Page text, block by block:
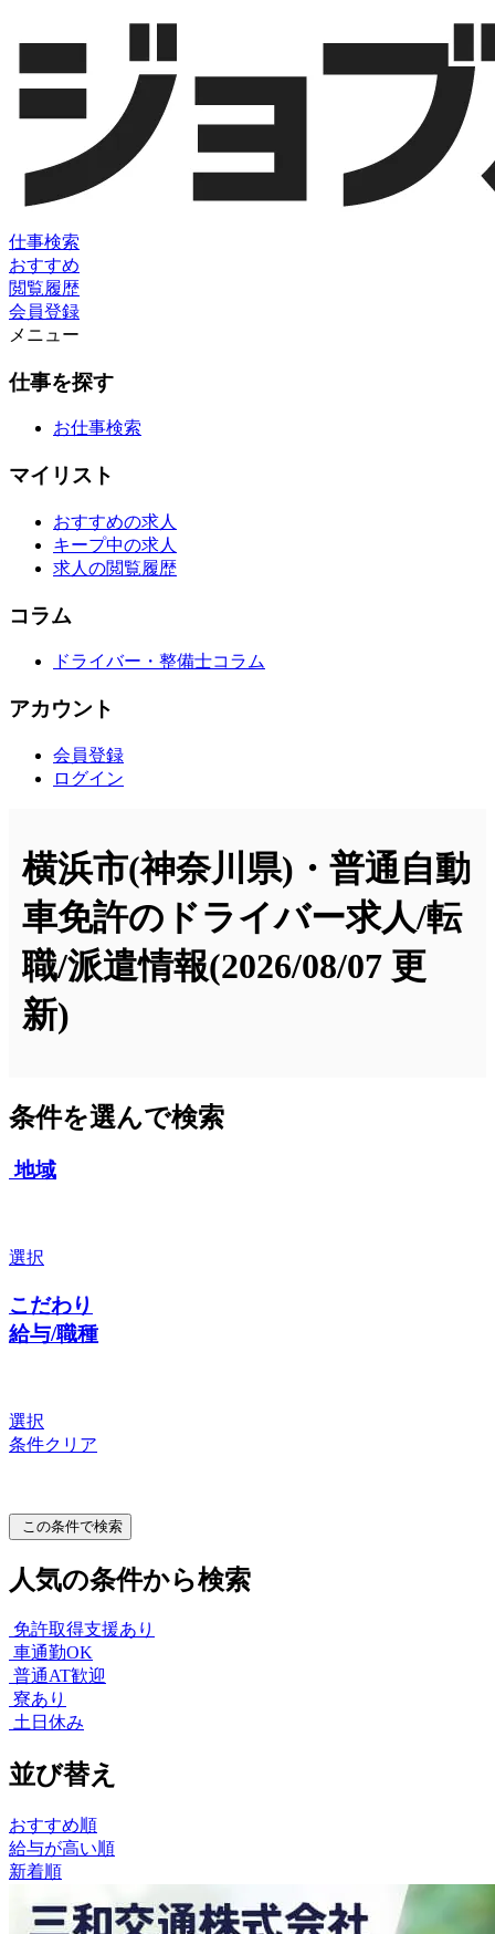
仕事検索
おすすめ
閲覧履歴
会員登録
メニュー
仕事を探す
お仕事検索
マイリスト
おすすめの求人
キープ中の求人
求人の閲覧履歴
コラム
ドライバー・整備士コラム
アカウント
会員登録
ログイン
横浜市(神奈川県)・普通自動
車免許のドライバー求人/転
職/派遣情報(2026/08/07 更
新)
条件を選んで検索
地域
選択
こだわり
給与/職種
選択
条件クリア
この条件で検索
人気の条件から検索
免許取得支援あり
車通勤OK
普通AT歓迎
寮あり
土日休み
並び替え
おすすめ順
給与が高い順
新着順